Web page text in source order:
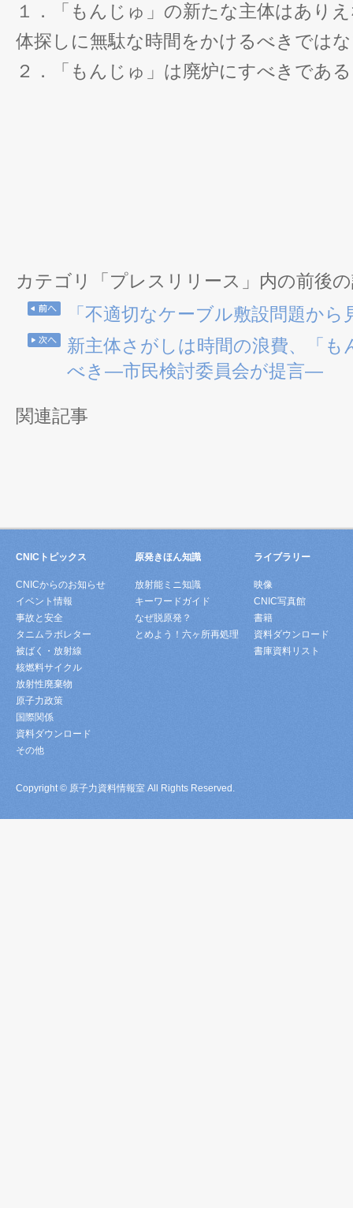
１．「もんじゅ」の新たな主体はあり
体探しに無駄な時間をかけるべきでは
２．「もんじゅ」は廃炉にすべきであ
カテゴリ「プレスリリース」内の前後
「不適切なケーブル敷設問題か
新主体さがしは時間の浪費、「も
べき―市民検討委員会が提言―
関連記事
CNICトピックス
CNICからのお知らせ
イベント情報
事故と安全
タニムラボレター
被ばく・放射線
核燃料サイクル
放射性廃棄物
原子力政策
国際関係
資料ダウンロード
その他
原発きほん知識
放射能ミニ知識
キーワードガイド
なぜ脱原発？
とめよう！六ヶ所再処理
ライブラリー
映像
CNIC写真館
書籍
資料ダウンロード
書庫資料リスト
Copyright © 原子力資料情報室 All Rights Reserved.